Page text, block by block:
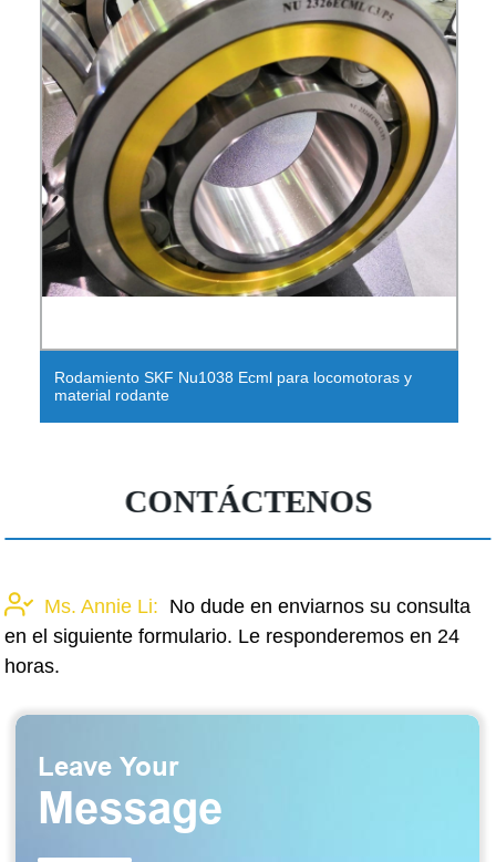
Rodamiento SKF Nu1038 Ecml para locomotoras y
material rodante
CONTÁCTENOS
Ms. Annie Li: No dude en enviarnos su consulta
en el siguiente formulario. Le responderemos en 24
horas.